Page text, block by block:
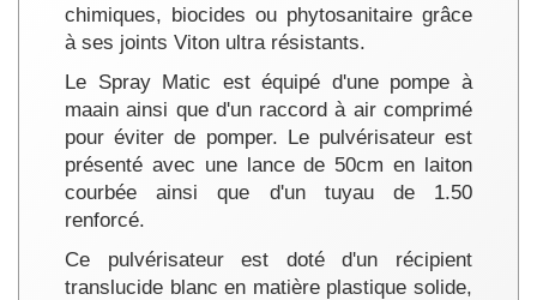
chimiques, biocides ou phytosanitaire grâce
à ses joints Viton ultra résistants.
Le Spray Matic est équipé d'une pompe à
maain ainsi que d'un raccord à air comprimé
pour éviter de pomper. Le pulvérisateur est
présenté avec une lance de 50cm en laiton
courbée ainsi que d'un tuyau de 1.50
renforcé.
Ce pulvérisateur est doté d'un récipient
translucide blanc en matière plastique solide,